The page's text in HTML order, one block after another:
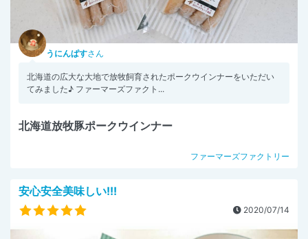
うにんぱすさん
北海道の広大な大地で放牧飼育されたポークウインナーをいただい
てみました♪ ファーマーズファクト...
北海道放牧豚ポークウインナー
ファーマーズファクトリー
安心安全美味しい!!!
2020/07/14